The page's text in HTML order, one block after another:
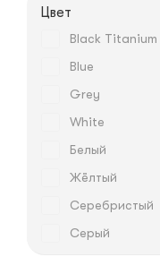
Цвет
Black Titanium
Blue
Grey
White
Белый
Жёлтый
Серебристый
Серый